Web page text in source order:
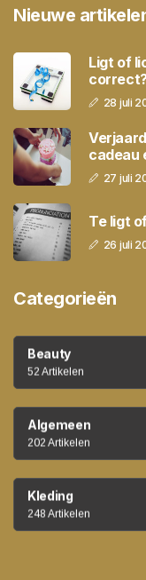
Nieuwe
Ligt of
28 juli
cadeau
27 juli
Te ligt
26 juli
Categorieën
Beauty
52 Artikelen
Algemeen
202 Artikelen
Kleding
248 Artikelen